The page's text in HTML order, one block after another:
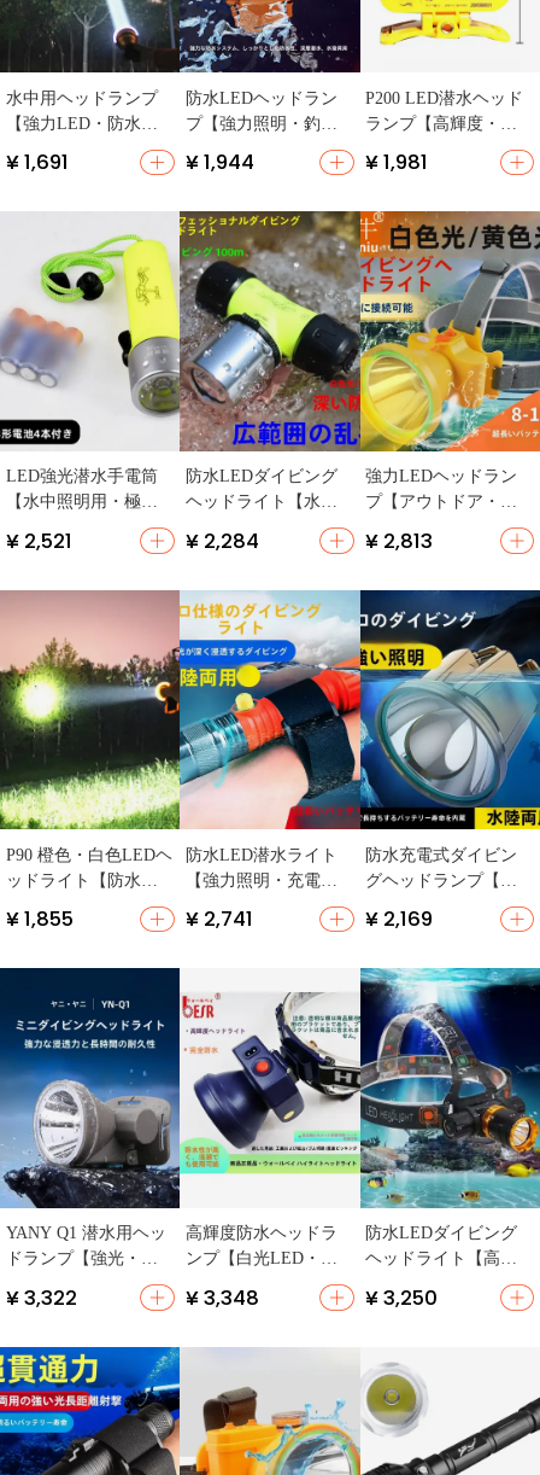
水中用ヘッドランプ
【強力LED・防水・
¥ 1,691
防水LEDヘッドラン
プ【強力照明・釣り
¥ 1,944
P200 LED潜水ヘッド
ランプ【高輝度・防
水・釣り用・ホワイ
トイエロー】
¥ 1,981
LED強光潜水手電筒
【水中照明用・極上
の柔らかさ・穴あけ
不要】
¥ 2,521
防水LEDダイビング
ヘッドライト【水中1
00メートル対応・強
力な明るさ・充電
替】
¥ 2,284
強力LEDヘッドラン
プ【アウトドア・水
度】
¥ 2,813
P90 橙色・白色LEDヘ
ッドライト【防水・
用】
¥ 1,855
防水LED潜水ライト
【強力照明・充電
式・アウトドア用】
¥ 2,741
防水充電式ダイビン
グヘッドランプ【高
輝度・遠射・デザイ
ン・釣り用】
¥ 2,169
YANY Q1 潜水用ヘッ
ドランプ【強光・充
電式・防水・長時間
駆動】
¥ 3,322
高輝度防水ヘッドラ
ンプ【白光LED・ア
ウトドア・多用途】
¥ 3,348
防水LEDダイビング
ヘッドライト【高輝
度・アルミニウム合
金・長距離照射】
¥ 3,250